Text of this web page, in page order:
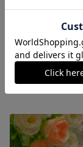
2,800円